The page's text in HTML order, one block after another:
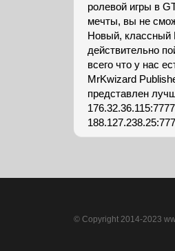
ролевой игры в
мечты, вы не
Новый, классный
действительно
всего что у нас
MrKwizard
представлен
© Copyright 2014-2023